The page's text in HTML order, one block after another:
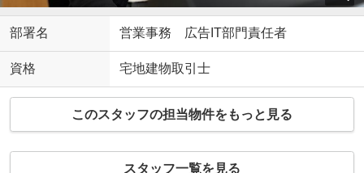
部署名 営業事務 広告IT部門責任者
資格 宅地建物取引士
このスタッフの担当物件をもっと見る
スタッフ一覧を見る